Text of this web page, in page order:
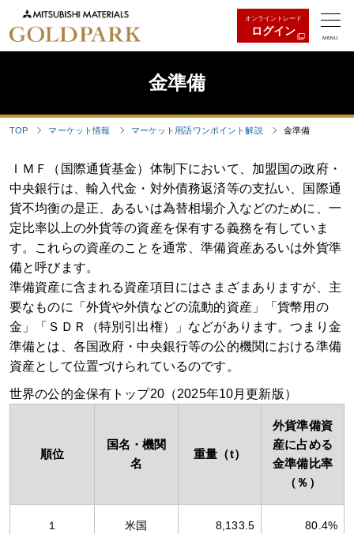
オンライントレード
ログイン
MENU
金準備
TOP マーケット情報 マーケット用語ワンポイント解説 金準備
ＩＭＦ（国際通貨基金）体制下において、加盟国の政府・
中央銀行は、輸入代金・対外債務返済等の支払い、国際通
貨不均衡の是正、あるいは為替相場介入などのために、一
定比率以上の外貨等の資産を保有する義務を有していま
す。これらの資産のことを通常、準備資産あるいは外貨準
備と呼びます。
準備資産に含まれる資産項目にはさまざまありますが、主
要なものに「外貨や外債などの流動的資産」「貨幣用の
金」「ＳＤＲ（特別引出権）」などがあります。つまり金
準備とは、各国政府・中央銀行等の公的機関における準備
資産として位置づけられているのです。
世界の公的金保有トップ20（2025年10月更新版）
順位
国名・機関
名
重量（t）
外貨準備資
産に占める
金準備比率
（％）
１ 米国 8,133.5 80.4%